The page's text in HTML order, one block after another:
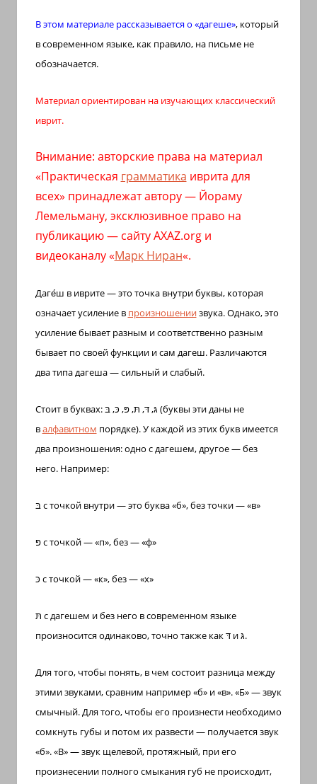
арамейском.
Поговорки
пословицы
арабском,
иврите
арамейском.
Кулинарные
переводом
арабский
иврит
В этом материале рассказывается о «дагеше», который
в современном языке, как правило, на письме не
обозначается.
Материал ориентирован на изучающих классический
иврит.
Внимание: авторские права на материал
«Практическая грамматика иврита для
всех» принадлежат автору — Йораму
Лемельману, эксклюзивное право на
публикацию — сайту AXAZ.org и
видеоканалу «Марк Ниран«.
Даге́ш в иврите — это точка внутри буквы, которая
означает усиление в произношениизвука. Однако, это
усиление бывает разным и соответственно разным
бывает по своей функции и сам дагеш. Различаются
два типа дагеша — сильный и слабый.
Стоит в буквах:גּ, דּ, תּ, פּ, כּ, בּ (буквы эти даны не
валфавитном порядке). У каждой из этих букв имеется
два произношения: одно с дагешем, другое — без
него. Например:
בּс точкой внутри — это буква «б», без точки — «в»
פּс точкой — «п», без — «ф»
כּ с точкой — «к», без — «х»
תּ с дагешем и без него в современном языке
произносится одинаково, точно также какדּ иגּ.
Для того, чтобы понять, в чем состоит разница между
этими звуками, сравним например «б» и «в». «Б» — звук
смычный. Для того, чтобы его произнести необходимо
сомкнуть губы и потом их развести — получается звук
«б». «В» — звук щелевой, протяжный, при его
произнесении полного смыкания губ не происходит,